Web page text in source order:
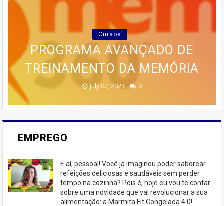
🚨 ÚLTIMAS VAGAS EM IPIRÁ!
🚨
February 23, 2026
PARCERIA LANÇA GUIA
PRÁTICO PARA QUEM DESEJA
EMAGRECER SEM SAIR DE
CASA
August 10, 2025
🍰 TRANSFORME SUA PAIXÃO
POR BOLOS EM RENDA COM O
CURSO DA CASA DOS BOLOS
CASEIROS!
June 13, 2025 0
'Cursos'
PROGRAMA AVANÇADO DE
TREINAMENTO DA MEMÓRIA
July 07, 2023 0
CURSO COMPLETO, QUE VAI
DESDE AS BASES ATÉ AS
ESTRATÉGIAS AVANÇADAS DE
MARKETING 6.0.
June 07, 2023 0
EMPREGO
E aí, pessoal! Você já imaginou poder saborear
refeições deliciosas e saudáveis ​​sem perder
tempo na cozinha? Pois é, hoje eu vou te contar
sobre uma novidade que vai revolucionar a sua
alimentação: a Marmita Fit Congelada 4.0!